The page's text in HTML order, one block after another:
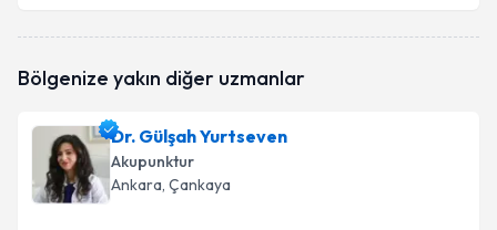
oluşturun. Size bu uzmandan randevu almanız için bir
E-posta Adresiniz
Bölgenize yakın diğer uzmanlar
Dr. Gülşah Yurtseven
Akupunktur
Ankara, Çankaya